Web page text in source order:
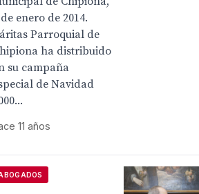
enero de 2014.
Parroquial de
ha distribuido
su campaña
de Navidad
11 años